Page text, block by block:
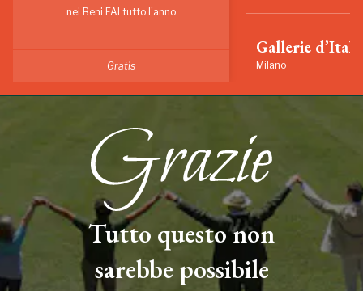
nei Beni FAI tutto l'anno
Gratis
Gallerie
Milano
Tutto questo non
sarebbe possibile